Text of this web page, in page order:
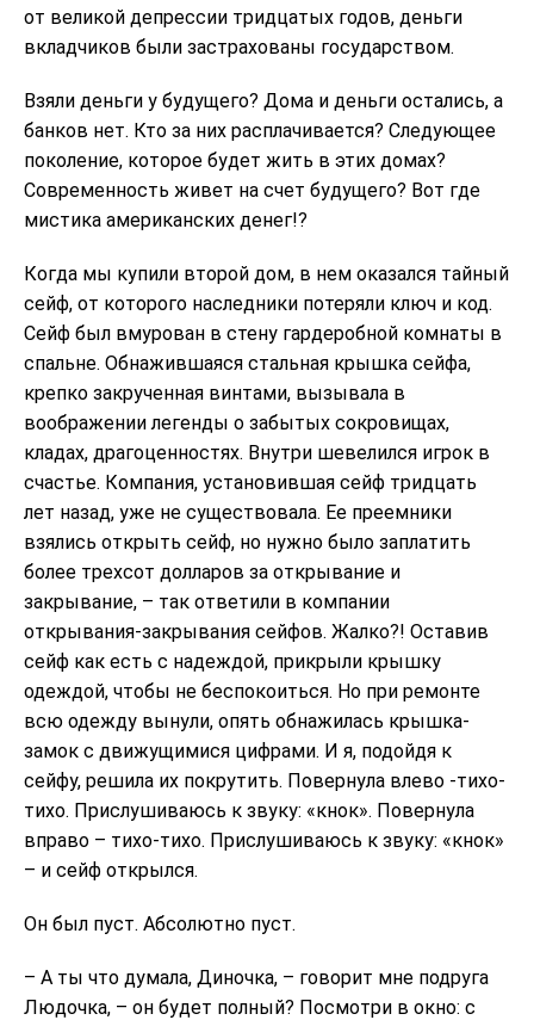
от великой депрессии тридцатых годов, деньги
вкладчиков были застрахованы государством.
Взяли деньги у будущего? Дома и деньги остались, а
банков нет. Кто за них расплачивается? Следующее
поколение, которое будет жить в этих домах?
Современность живет на счет будущего? Вот где
мистика американских денег!?
Когда мы купили второй дом, в нем оказался тайный
сейф, от которого наследники потеряли ключ и код.
Сейф был вмурован в стену гардеробной комнаты в
спальне. Обнажившаяся стальная крышка сейфа,
крепко закрученная винтами, вызывала в
воображении легенды о забытых сокровищах,
кладах, драгоценностях. Внутри шевелился игрок в
счастье. Компания, установившая сейф тридцать
лет назад, уже не существовала. Ее преемники
взялись открыть сейф, но нужно было заплатить
более трехсот долларов за открывание и
закрывание, – так ответили в компании
открывания-закрывания сейфов. Жалко?! Оставив
сейф как есть с надеждой, прикрыли крышку
одеждой, чтобы не беспокоиться. Но при ремонте
всю одежду вынули, опять обнажилась крышка-
замок с движущимися цифрами. И я, подойдя к
сейфу, решила их покрутить. Повернула влево -тихо-
тихо. Прислушиваюсь к звуку: «кнок». Повернула
вправо – тихо-тихо. Прислушиваюсь к звуку: «кнок»
– и сейф открылся.
Он был пуст. Абсолютно пуст.
– А ты что думала, Диночка, – говорит мне подруга
Людочка, – он будет полный? Посмотри в окно: с